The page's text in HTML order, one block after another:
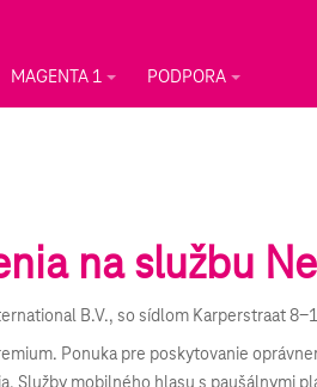
MAGENTA 1 PODPORA
na službu
B.V., so sídlom Karperstraat
Ponuka pre poskytovanie